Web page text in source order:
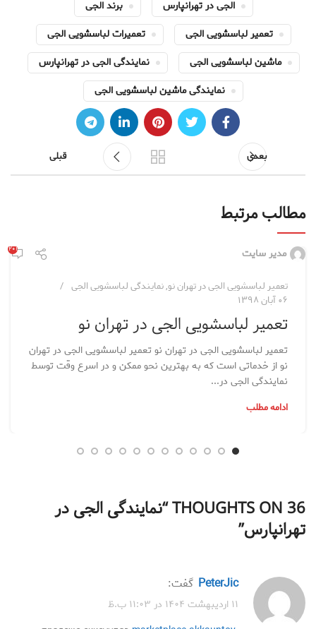
الجی در تهرانپارس
برند الجی
تعمیر لباسشویی الجی
تعمیرات لباسشویی الجی
ماشین لباسشویی الجی
نمایندگی الجی در تهرانپارس
نمایندگی ماشین لباسشویی الجی
بعدی قبلی
مطالب مرتبط
مدیر سایت ۲۰۱
تعمیر لباسشویی الجی در تهران نو,نمایندگی لباسشویی الجی
۰۶ آبان ۱۳۹۸
تعمیر لباسشویی الجی در تهران نو
تعمیر لباسشویی الجی در تهران نو تعمیر لباسشویی الجی در تهران
نو از خدماتی است که به بهترین نحو ممکن و در اسرع وقت توسط
نمایندگی الجی در...
ادامه مطلب
36 THOUGHTS ON “
نمایندگی الجی در
تهرانپارس”
PeterJic گفت:
۱۱ اردیبهشت ۱۴۰۴ در ۱۱:۰۳ ب.ظ